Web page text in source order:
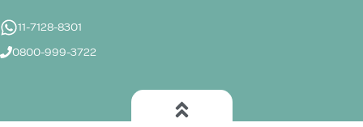
11-7128-8301
0800-999-3722